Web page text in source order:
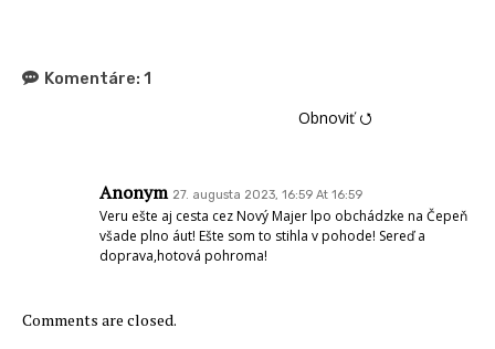
Komentáre: 1
Obnoviť ⭯
Anonym 27. augusta 2023, 16:59 At 16:59
Veru ešte aj cesta cez Nový Majer lpo obchádzke na Čepeň
všade plno áut! Ešte som to stihla v pohode! Sereď a
doprava,hotová pohroma!
Comments are closed.